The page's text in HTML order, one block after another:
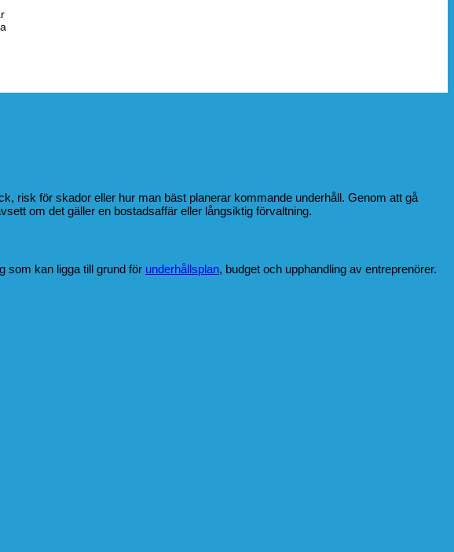
risk för skador eller hur man bäst planerar kommande underhåll. Genom att gå
om det gäller en bostadsaffär eller långsiktig förvaltning.
som kan ligga till grund för underhållsplan, budget och upphandling av entreprenörer.